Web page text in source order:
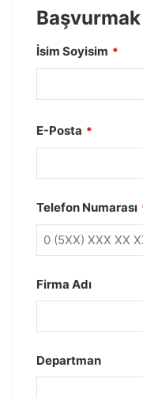
İsim Soyisim *
E-Posta *
Telefon Numarası
Firma Adı
Departman